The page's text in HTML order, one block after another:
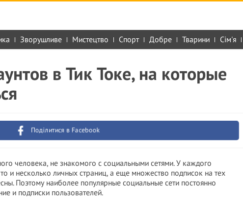
Зворушливе Мистецтво Спорт Добре Тварини Сім'я
в Тик Токе, на которые
Поділитися в Facebook
человека, не знакомого с социальными сетями. У каждого
то и несколько личных страниц, а еще множество подписок на тех
Поэтому наиболее популярные социальные сети постоянно
и подписки пользователей.